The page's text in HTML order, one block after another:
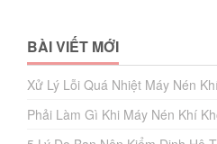
BÀI VIẾT MỚI
Xử Lý Lỗi Quá Nhiệt Máy Nén
Phải Làm Gì Khi Máy Nén Khí